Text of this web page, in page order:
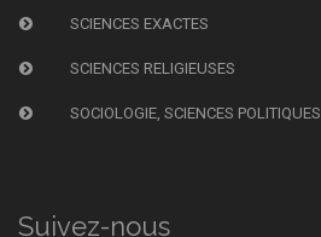
SCIENCES EXACTES
SCIENCES RELIGIEUSES
SOCIOLOGIE, SCIENCES POLITIQUES
Suivez-nous